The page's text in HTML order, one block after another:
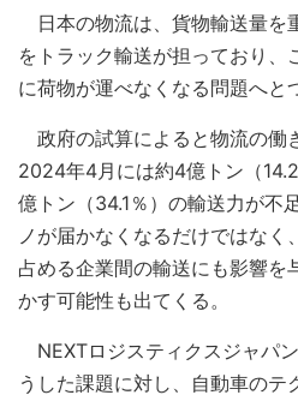
日本の物流は、貨物輸送量を
をトラック輸送が担っており、
に荷物が運べなくなる問題へと
政府の試算によると物流の働
2024年4月には約4億トン（
億トン（34.1％）の輸送力が不
ノが届かなくなるだけではな
占める企業間の輸送にも影響を
かす可能性も出てくる。
NEXTロジスティクスジャパ
うした課題に対し、自動車の